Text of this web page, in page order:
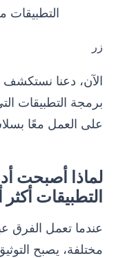
التطبيقات
زر
برمجة التطبيقات
على العمل معًا
لماذا أصبحت
التطبيقات
عندما تعمل الفرق
مختلفة، يصبح